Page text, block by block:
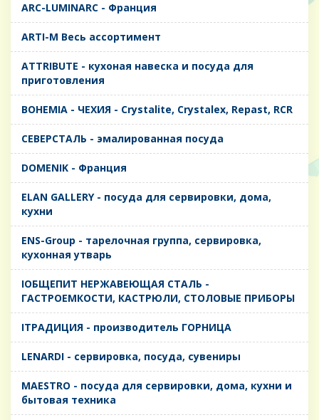
ARC-LUMINARC - Франция
ARTI-M Весь ассортимент
ATTRIBUTE - кухоная навеска и посуда для
приготовления
BOHEMIA - ЧЕХИЯ - Crystalite, Crystalex, Repast, RCR
CЕВЕРСТАЛЬ - эмалированная посуда
DOMENIK - Франция
ELAN GALLERY - посуда для сервировки, дома,
кухни
ENS-Group - тарелочная группа, сервировка,
кухонная утварь
IОБЩЕПИТ НЕРЖАВЕЮЩАЯ СТАЛЬ -
ГАСТРОЕМКОСТИ, КАСТРЮЛИ, СТОЛОВЫЕ ПРИБОРЫ
IТРАДИЦИЯ - производитель ГОРНИЦА
LENARDI - сервировка, посуда, сувениры
MAESTRO - посуда для сервировки, дома, кухни и
бытовая техника